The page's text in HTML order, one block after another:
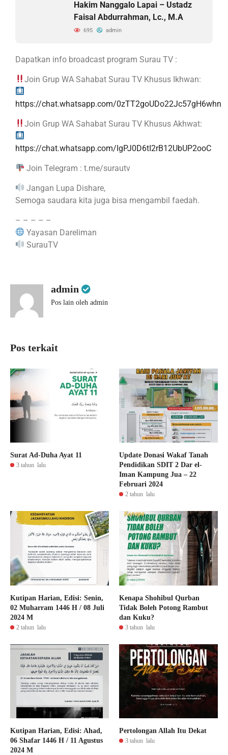
Hakim Nanggalo Lapai – Ustadz
Faisal Abdurrahman, Lc., M.A
695 admin
Dapatkan info broadcast program Surau TV :
Join Grup WA Sahabat Surau TV Khusus Ikhwan:
https://chat.whatsapp.com/0zTT2goUDo22Jc57gH6whn
Join Grup WA Sahabat Surau TV Khusus Akhwat:
https://chat.whatsapp.com/IgPJ0D6tI2rB12UbUP2ooC
Join Telegram : t.me/surautv
Jangan Lupa Dishare,
Semoga saudara kita juga bisa mengambil faedah.
– – – – –
Yayasan Dareliman
SurauTV
admin
Pos lain oleh admin
Pos terkait
Surat Ad-Duha Ayat 11
3 tahun lalu
Update Donasi Wakaf Tanah
Pendidikan SDIT 2 Dar el-
Iman Kampung Jua – 22
Februari 2024
2 tahun lalu
Kutipan Harian, Edisi: Senin,
02 Muharram 1446 H / 08 Juli
2024 M
2 tahun lalu
Kenapa Shohibul Qurban
Tidak Boleh Potong Rambut
dan Kuku?
3 tahun lalu
Kutipan Harian, Edisi: Ahad,
06 Shafar 1446 H / 11 Agustus
2024 M
Pertolongan Allah Itu Dekat
3 tahun lalu